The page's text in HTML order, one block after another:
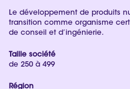
Le développement de produits
transition comme organisme
de conseil et d’ingénierie.
Taille société
de 250 à 499
Région